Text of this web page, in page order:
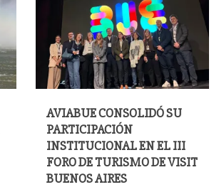
AVIABUE CONSOLIDÓ SU
PARTICIPACIÓN
INSTITUCIONAL EN EL III
FORO DE TURISMO DE VISIT
BUENOS AIRES